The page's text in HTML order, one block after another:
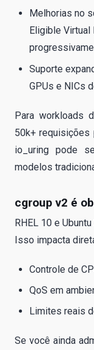
Melhorias no
Eligible
Suporte
GPUs e NICs
Para workloads
50k+ requisições
io_uring pode
modelos
cgroup v2 é
RHEL 10 e
Isso impacta
Controle de
QoS em
Limites reais
Se você ainda